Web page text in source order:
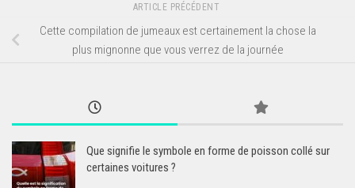
ARTICLE PRÉCÉDENT
Cette compilation de jumeaux est certainement la chose la
plus mignonne que vous verrez de la journée
Que signifie le symbole en forme de poisson collé sur
certaines voitures ?